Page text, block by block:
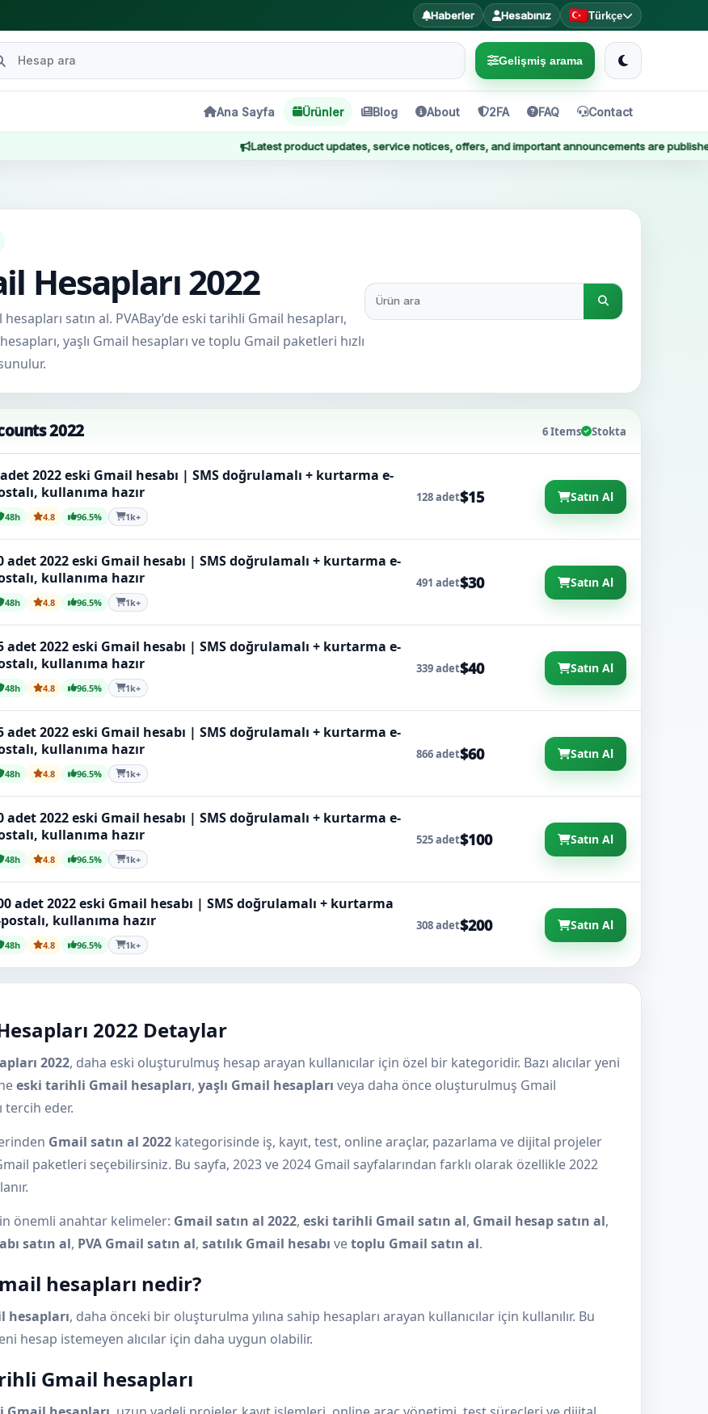
Haberler Hesabınız Türkçe
Gelişmiş arama
Ana Sayfa Ürünler Blog About 2FA FAQ Contact
Latest product updates, service notices, offers, and important announcements are published here.
Hesapları 2022
satın al. PVABay’de eski tarihli Gmail hesapları,
yaşlı Gmail hesapları ve toplu Gmail paketleri hızlı
2022 6 Items Stokta
2022 eski Gmail hesabı | SMS doğrulamalı + kurtarma e-
kullanıma hazır
48h 4.8 96.5% 1k+
128 adet$15 Satın Al
adet 2022 eski Gmail hesabı | SMS doğrulamalı + kurtarma e-
kullanıma hazır
48h 4.8 96.5% 1k+
491 adet$30 Satın Al
adet 2022 eski Gmail hesabı | SMS doğrulamalı + kurtarma e-
kullanıma hazır
48h 4.8 96.5% 1k+
339 adet$40 Satın Al
adet 2022 eski Gmail hesabı | SMS doğrulamalı + kurtarma e-
kullanıma hazır
48h 4.8 96.5% 1k+
866 adet$60 Satın Al
adet 2022 eski Gmail hesabı | SMS doğrulamalı + kurtarma e-
kullanıma hazır
48h 4.8 96.5% 1k+
525 adet$100 Satın Al
adet 2022 eski Gmail hesabı | SMS doğrulamalı + kurtarma
kullanıma hazır
48h 4.8 96.5% 1k+
308 adet$200 Satın Al
2022 Detaylar
2022, daha eski oluşturulmuş hesap arayan kullanıcılar için özel bir kategoridir. Bazı alıcılar yeni
eski tarihli Gmail hesapları, yaşlı Gmail hesapları veya daha önce oluşturulmuş Gmail
tercih eder.
Gmail satın al 2022 kategorisinde iş, kayıt, test, online araçlar, pazarlama ve dijital projeler
paketleri seçebilirsiniz. Bu sayfa, 2023 ve 2024 Gmail sayfalarından farklı olarak özellikle 2022
önemli anahtar kelimeler: Gmail satın al 2022, eski tarihli Gmail satın al, Gmail hesap satın al,
satın al, PVA Gmail satın al, satılık Gmail hesabı vetoplu Gmail satın al.
hesapları nedir?
hesapları, daha önceki bir oluşturulma yılına sahip hesapları arayan kullanıcılar için kullanılır. Bu
hesap istemeyen alıcılar için daha uygun olabilir.
Gmail hesapları